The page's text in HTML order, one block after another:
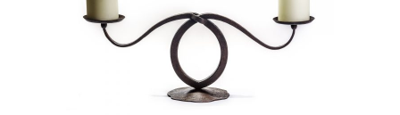
AGGIUNGI AL CARRELLO